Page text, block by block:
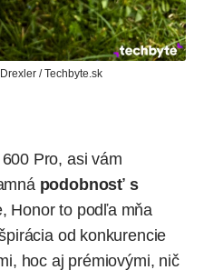
/ Techbyte.sk
Pro, asi vám
podobnosť s
Honor to podľa mňa
od konkurencie
hoc aj prémiovými, nič